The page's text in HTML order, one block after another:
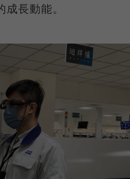
長動能。